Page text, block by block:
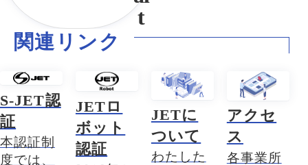
関連リンク
S-JET認
証
本認証制
度では、
JETロ
ボット
認証
JETに
ついて
わたした
アクセ
ス
各事業所